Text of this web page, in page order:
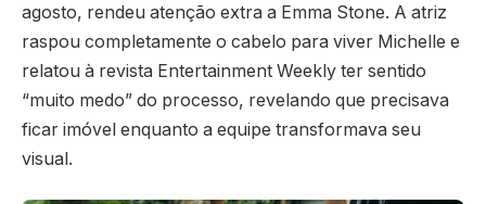
agosto, rendeu atenção extra a Emma Stone. A atriz
raspou completamente o cabelo para viver Michelle e
relatou à revista Entertainment Weekly ter sentido
“muito medo” do processo, revelando que precisava
ficar imóvel enquanto a equipe transformava seu
visual.